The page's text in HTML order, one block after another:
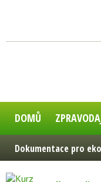
DOMŮ
Dokumentace pro